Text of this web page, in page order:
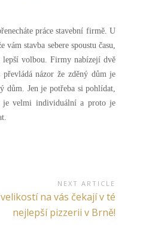
práce stavební firmě. U
stavba sebere spoustu času,
volbou. Firmy nabízejí dvě
názor že zděný dům je
dům. Jen je potřeba si pohlídat,
je velmi individuální a proto je
NEXT ARTICLE
na vás čekají v té
nejlepší pizzerii v Brně!